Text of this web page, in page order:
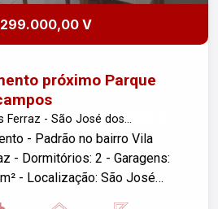
299.000,00 V
próximo Parque
Ferraz - São José dos
- Padrão no bairro Vila
- Localização: São José